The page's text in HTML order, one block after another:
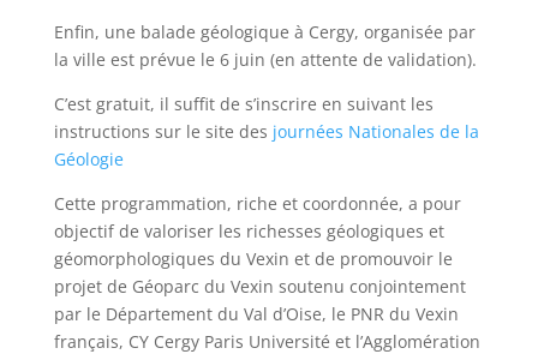
Enfin, une balade géologique à Cergy, organisée par
la ville est prévue le 6 juin (en attente de validation).
C’est gratuit, il suffit de s’inscrire en suivant les
instructions sur le site des journées Nationales de la
Géologie
Cette programmation, riche et coordonnée, a pour
objectif de valoriser les richesses géologiques et
géomorphologiques du Vexin et de promouvoir le
projet de Géoparc du Vexin soutenu conjointement
par le Département du Val d’Oise, le PNR du Vexin
français, CY Cergy Paris Université et l’Agglomération